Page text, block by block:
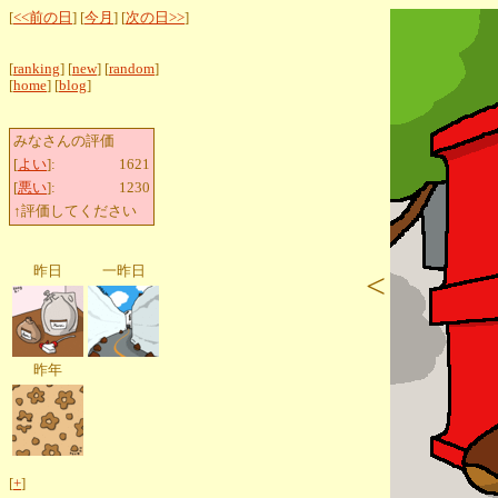
[<<前の日 ] [今月 ] [次の日>>]
[ranking] [new] [random]
[home] [blog]
みなさんの評価
[よい]:
1621
[悪い]:
1230
↑評価してください
昨日 一昨日
昨年
[+]
<